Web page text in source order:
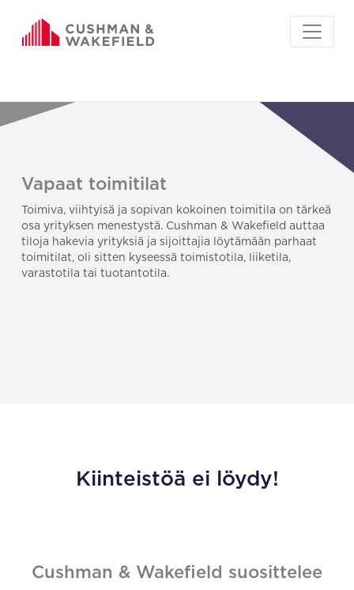
Vapaat toimitilat
Toimiva, viihtyisä ja sopivan kokoinen toimitila on tärkeä
osa yrityksen menestystä. Cushman & Wakefield auttaa
tiloja hakevia yrityksiä ja sijoittajia löytämään parhaat
toimitilat, oli sitten kyseessä toimistotila, liiketila,
varastotila tai tuotantotila.
Kiinteistöä ei löydy!
Cushman & Wakefield suosittelee